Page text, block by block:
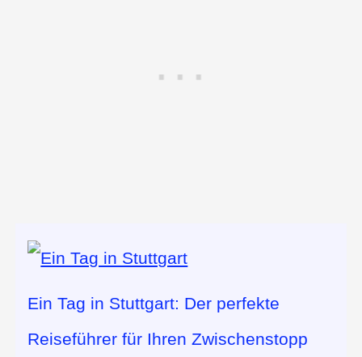
Ein Tag in Stuttgart: Der perfekte
Reiseführer für Ihren Zwischenstopp